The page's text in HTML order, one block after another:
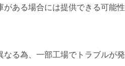
ある場合には提供できる可能
る為、一部工場でトラブルが